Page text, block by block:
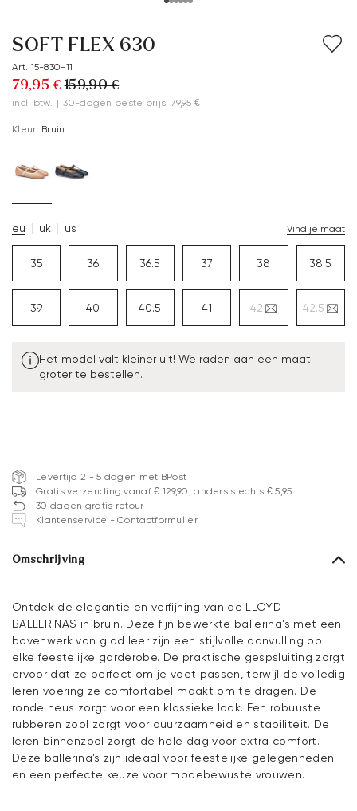
SOFT FLEX 630
Art. 15-830-11
79,95 € 159,90 €
incl. btw. | 30-dagen beste prijs: 79,95 €
Kleur: Bruin
eu uk us Vind je maat
35 36 36.5 37 38 38.5
39 40 40.5 41 42 42.5
Het model valt kleiner uit! We raden aan een maat
groter te bestellen.
Levertijd 2 - 5 dagen met BPost
Gratis verzending vanaf € 129,90, anders slechts € 5,95
30 dagen gratis retour
Klantenservice - Contactformulier
Omschrijving
Ontdek de elegantie en verfijning van de LLOYD
BALLERINAS in bruin. Deze fijn bewerkte ballerina's met een
bovenwerk van glad leer zijn een stijlvolle aanvulling op
elke feestelijke garderobe. De praktische gespsluiting zorgt
ervoor dat ze perfect om je voet passen, terwijl de volledig
leren voering ze comfortabel maakt om te dragen. De
ronde neus zorgt voor een klassieke look. Een robuuste
rubberen zool zorgt voor duurzaamheid en stabiliteit. De
leren binnenzool zorgt de hele dag voor extra comfort.
Deze ballerina's zijn ideaal voor feestelijke gelegenheden
en een perfecte keuze voor modebewuste vrouwen.